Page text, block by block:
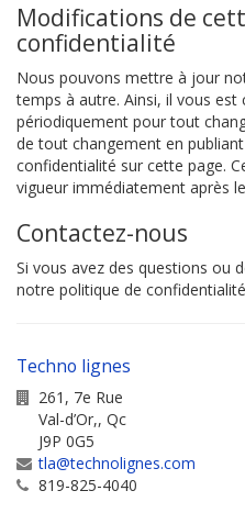
Modifications de
confidentialité
Nous pouvons mettre à jour
temps à autre. Ainsi, il vous
périodiquement pour tout
de tout changement en
confidentialité sur cette page.
vigueur immédiatement après
Contactez-nous
Si vous avez des questions ou
notre politique de
Techno lignes
261, 7e Rue
Val-d’Or,, Qc
J9P 0G5
tla@technolignes.com
819-825-4040